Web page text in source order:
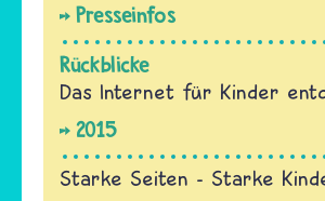
Presseinfos
Rückblicke
Das Internet für Kinder
2015
Starke Seiten - Starke